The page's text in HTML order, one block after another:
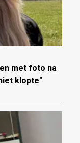
met foto na
klopte"